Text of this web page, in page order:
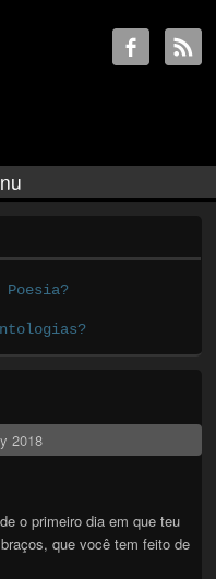
2018
o primeiro dia em que teu
que você tem feito de